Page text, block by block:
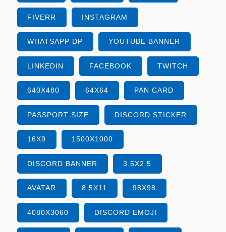
FIVERR INSTAGRAM
WHATSAPP DP YOUTUBE BANNER
LINKEDIN FACEBOOK TWITCH
640X480 64X64 PAN CARD
PASSPORT SIZE DISCORD STICKER
16X9 1500X1000
DISCORD BANNER 3.5X2.5
AVATAR 8.5X11 98X98
4080X3060 DISCORD EMOJI